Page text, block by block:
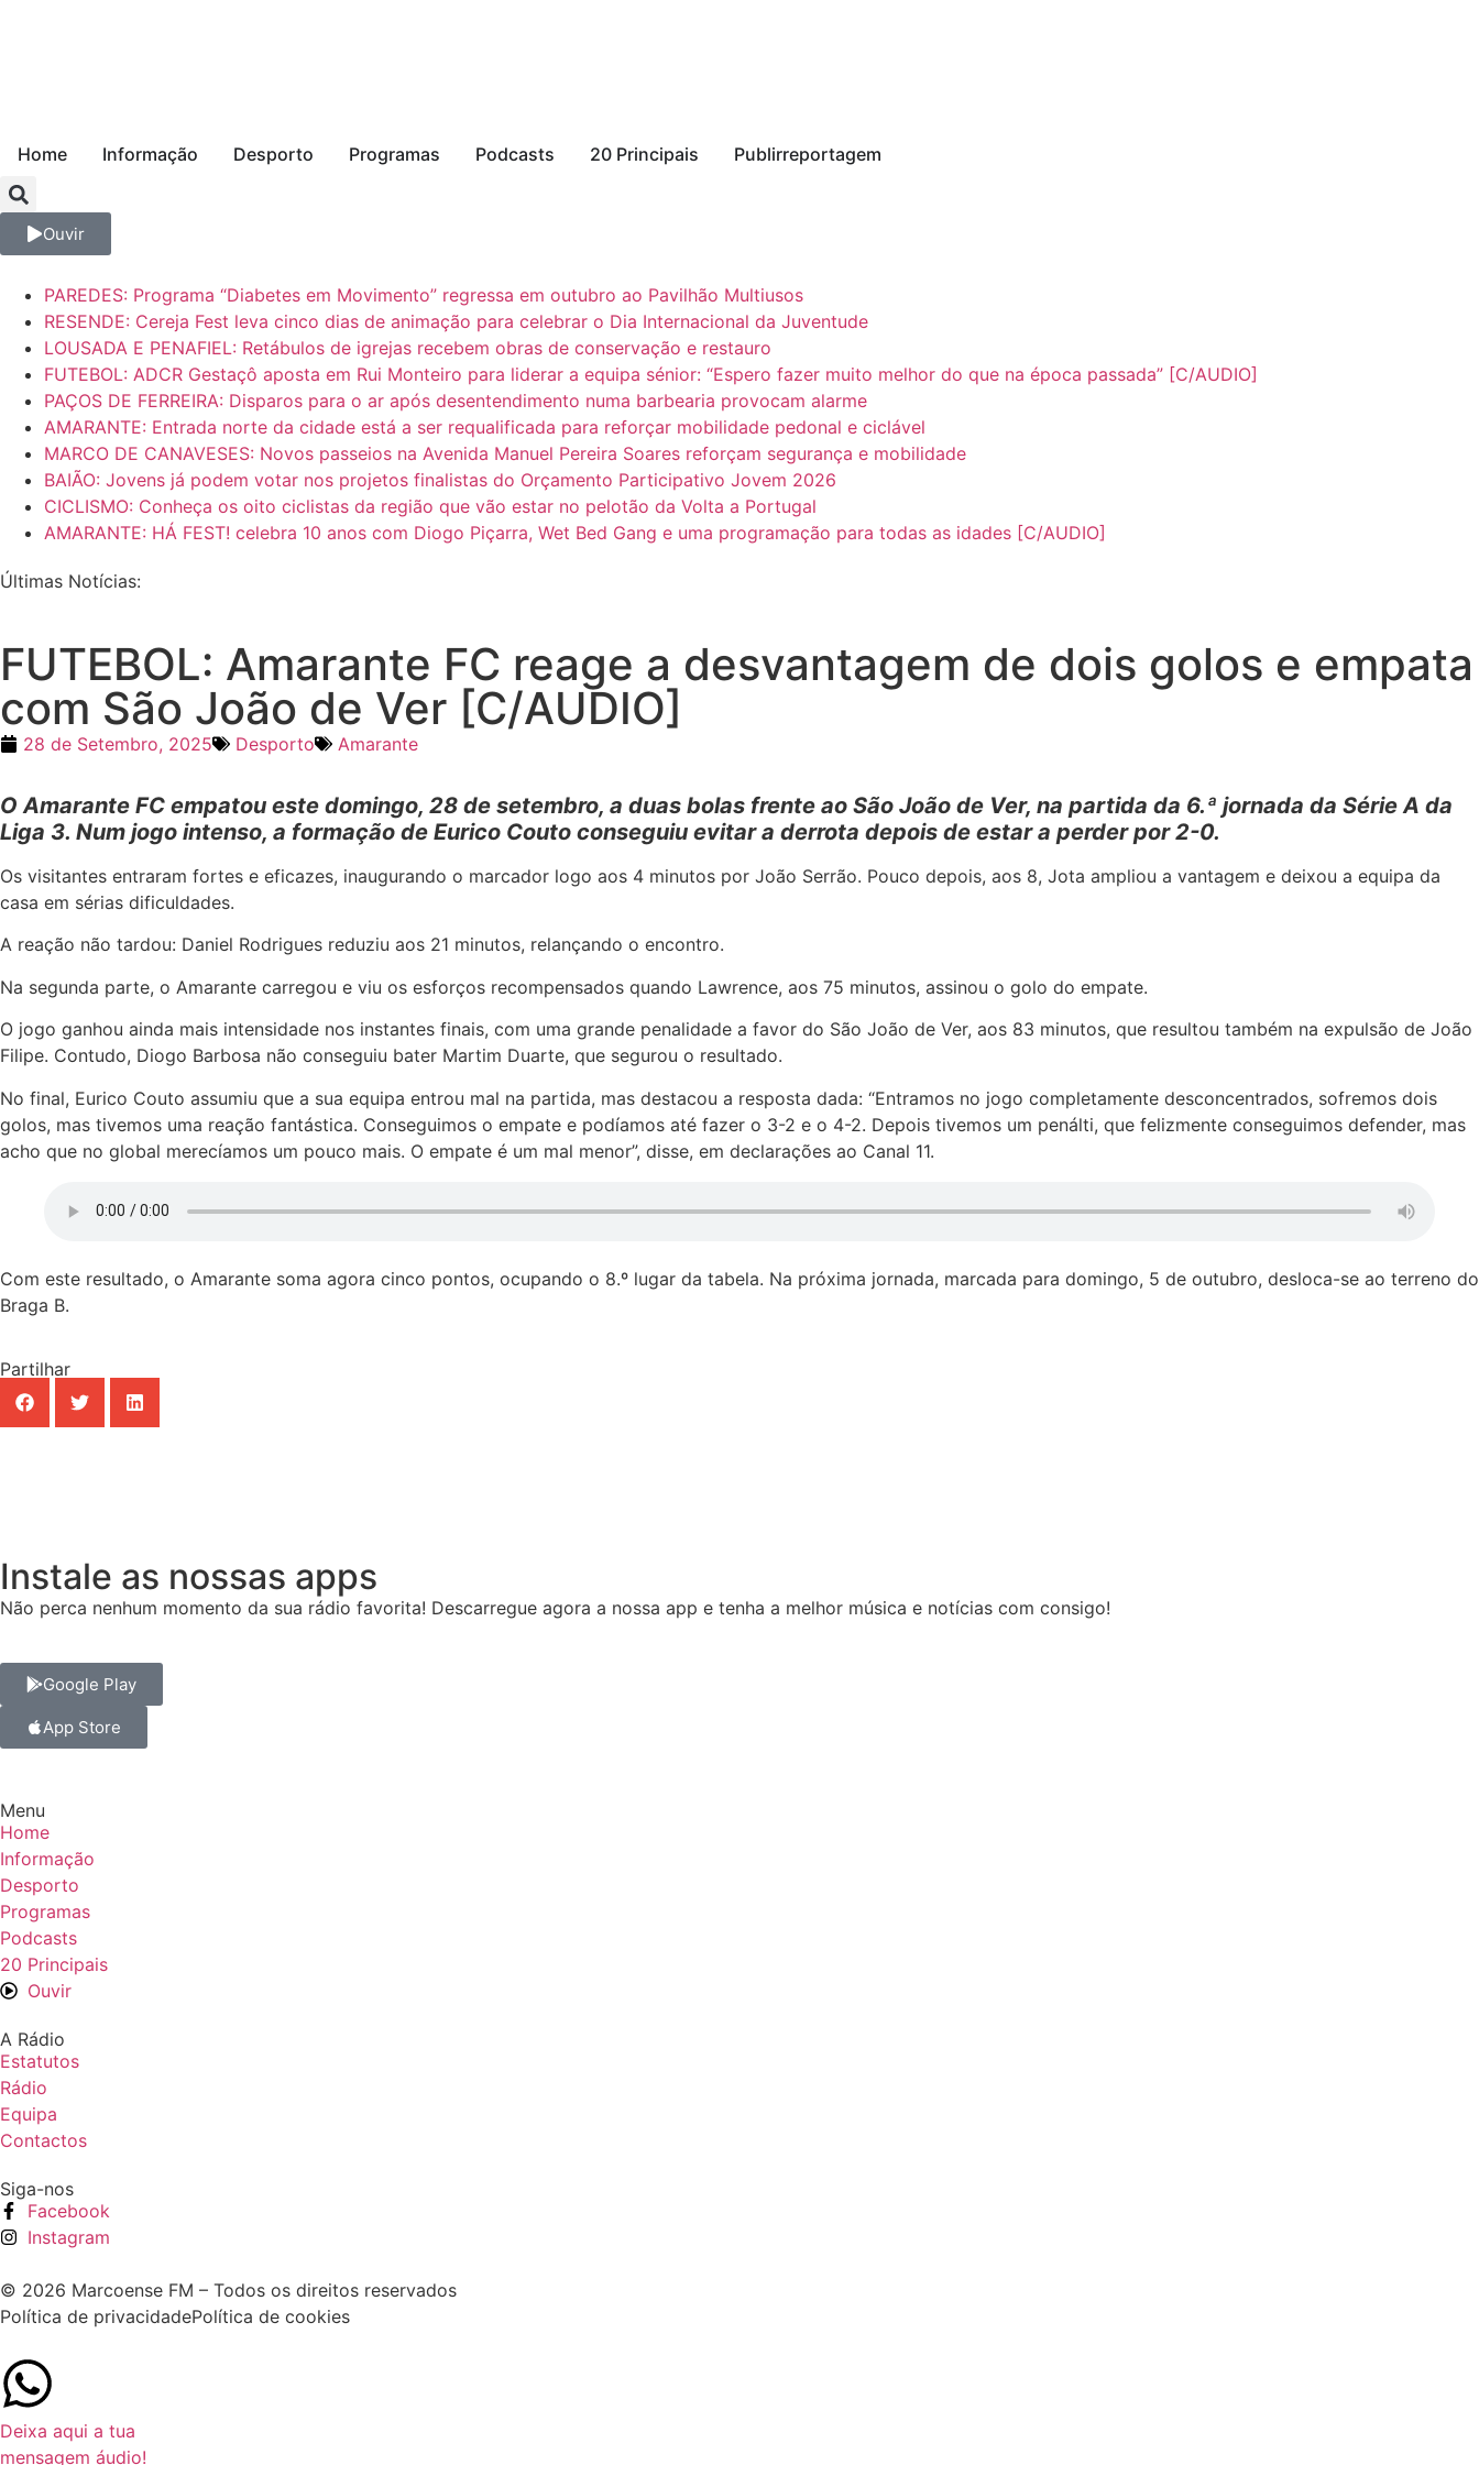
Home Informação Desporto Programas Podcasts 20 Principais Publirreportagem
Ouvir
PAREDES: Programa “Diabetes em Movimento” regressa em outubro ao Pavilhão Multiusos
RESENDE: Cereja Fest leva cinco dias de animação para celebrar o Dia Internacional da Juventude
LOUSADA E PENAFIEL: Retábulos de igrejas recebem obras de conservação e restauro
FUTEBOL: ADCR Gestaçô aposta em Rui Monteiro para liderar a equipa sénior: “Espero fazer muito melhor do que na época passada” [C/AUDIO]
PAÇOS DE FERREIRA: Disparos para o ar após desentendimento numa barbearia provocam alarme
AMARANTE: Entrada norte da cidade está a ser requalificada para reforçar mobilidade pedonal e ciclável
MARCO DE CANAVESES: Novos passeios na Avenida Manuel Pereira Soares reforçam segurança e mobilidade
BAIÃO: Jovens já podem votar nos projetos finalistas do Orçamento Participativo Jovem 2026
CICLISMO: Conheça os oito ciclistas da região que vão estar no pelotão da Volta a Portugal
AMARANTE: HÁ FEST! celebra 10 anos com Diogo Piçarra, Wet Bed Gang e uma programação para todas as idades [C/AUDIO]
Últimas Notícias:
FUTEBOL: Amarante FC reage a desvantagem de dois golos e empata
com São João de Ver [C/AUDIO]
28 de Setembro, 2025 Desporto Amarante
O Amarante FC empatou este domingo, 28 de setembro, a duas bolas frente ao São João de Ver, na partida da 6.ª jornada da Série A da
Liga 3. Num jogo intenso, a formação de Eurico Couto conseguiu evitar a derrota depois de estar a perder por 2-0.
Os visitantes entraram fortes e eficazes, inaugurando o marcador logo aos 4 minutos por João Serrão. Pouco depois, aos 8, Jota ampliou a vantagem e deixou a equipa da
casa em sérias dificuldades.
A reação não tardou: Daniel Rodrigues reduziu aos 21 minutos, relançando o encontro.
Na segunda parte, o Amarante carregou e viu os esforços recompensados quando Lawrence, aos 75 minutos, assinou o golo do empate.
O jogo ganhou ainda mais intensidade nos instantes finais, com uma grande penalidade a favor do São João de Ver, aos 83 minutos, que resultou também na expulsão de João
Filipe. Contudo, Diogo Barbosa não conseguiu bater Martim Duarte, que segurou o resultado.
No final, Eurico Couto assumiu que a sua equipa entrou mal na partida, mas destacou a resposta dada: “Entramos no jogo completamente desconcentrados, sofremos dois
golos, mas tivemos uma reação fantástica. Conseguimos o empate e podíamos até fazer o 3-2 e o 4-2. Depois tivemos um penálti, que felizmente conseguimos defender, mas
acho que no global merecíamos um pouco mais. O empate é um mal menor”, disse, em declarações ao Canal 11.
Com este resultado, o Amarante soma agora cinco pontos, ocupando o 8.º lugar da tabela. Na próxima jornada, marcada para domingo, 5 de outubro, desloca-se ao terreno do
Braga B.
Partilhar
Instale as nossas apps
Não perca nenhum momento da sua rádio favorita! Descarregue agora a nossa app e tenha a melhor música e notícias com consigo!
Google Play
App Store
Menu
Home
Informação
Desporto
Programas
Podcasts
20 Principais
Ouvir
A Rádio
Estatutos
Rádio
Equipa
Contactos
Siga-nos
Facebook
Instagram
© 2026 Marcoense FM – Todos os direitos reservados
Política de privacidadePolítica de cookies
Deixa aqui a tua
mensagem áudio!